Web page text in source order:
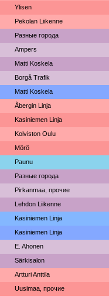
Ylisen
Pekolan Liikenne
Разные города
Ampers
Matti Koskela
Borgå Trafik
Matti Koskela
Åbergin Linja
Kasiniemen Linja
Koiviston Oulu
Mörö
Paunu
Разные города
Pirkanmaa, прочие
Lehdon Liikenne
Kasiniemen Linja
Kasiniemen Linja
E. Ahonen
Särkisalon
Artturi Anttila
Uusimaa, прочие